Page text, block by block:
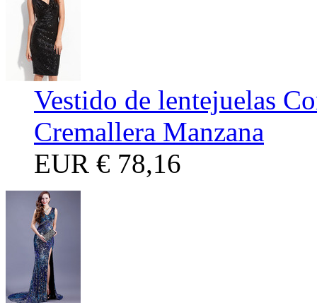
Vestido de lentejuelas
Cremallera Manzana
EUR € 78,16